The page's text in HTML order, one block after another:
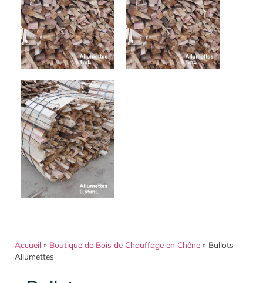
Accueil » Boutique de Bois de Chauffage en Chêne » Ballots
Allumettes